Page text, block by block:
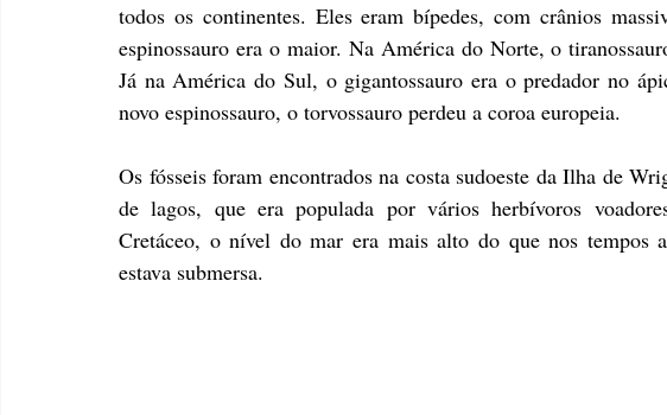
todos os continentes. Eles eram bípedes, com crânios
espinossauro era o maior. Na América do Norte, o
Já na América do Sul, o gigantossauro era o predador no
novo espinossauro, o torvossauro perdeu a coroa europeia.
Os fósseis foram encontrados na costa sudoeste da Ilha de
de lagos, que era populada por vários herbívoros
Cretáceo, o nível do mar era mais alto do que nos tempos
estava submersa.